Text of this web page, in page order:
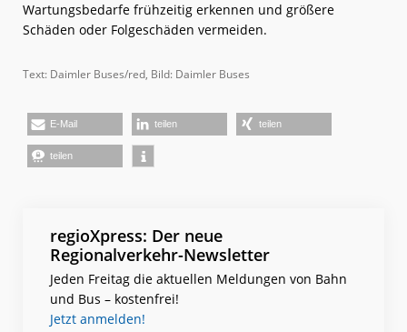
Wartungsbedarfe frühzeitig erkennen und größere
Schäden oder Folgeschäden vermeiden.
Text: Daimler Buses/red, Bild: Daimler Buses
E-Mail teilen teilen
teilen
regioXpress: Der neue
Regionalverkehr-Newsletter
Jeden Freitag die aktuellen Meldungen von Bahn
und Bus – kostenfrei!
Jetzt anmelden!